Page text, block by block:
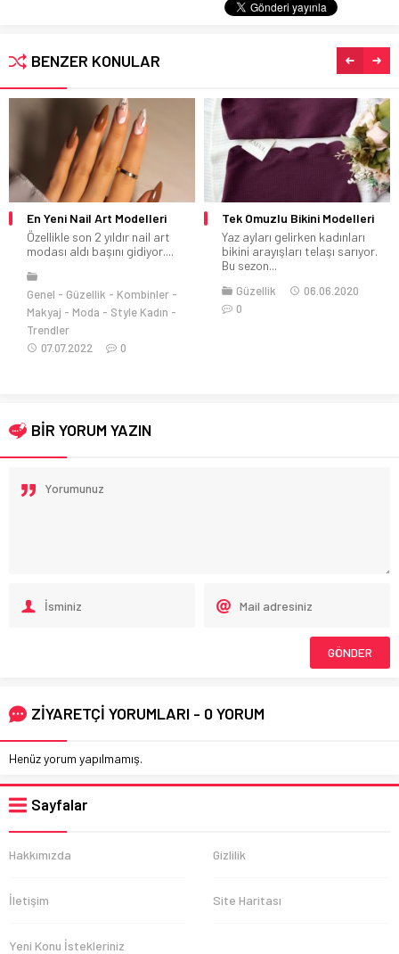
BENZER KONULAR
En Yeni Nail Art Modelleri
Özellikle son 2 yıldır nail art
modası aldı başını gidiyor....
Genel Güzellik
Kombinler
Makyaj
Moda
Style Kadın
Trendler
07.07.2022
0
Tek Omuzlu Bikini Modelleri
Yaz ayları gelirken kadınları
bikini arayışları telaşı sarıyor.
Bu sezon...
Güzellik
06.06.2020
0
BİR YORUM YAZIN
ZİYARETÇİ YORUMLARI - 0 YORUM
Henüz yorum yapılmamış.
Sayfalar
Hakkımızda Gizlilik
İletişim Site Haritası
Yeni Konu İstekleriniz